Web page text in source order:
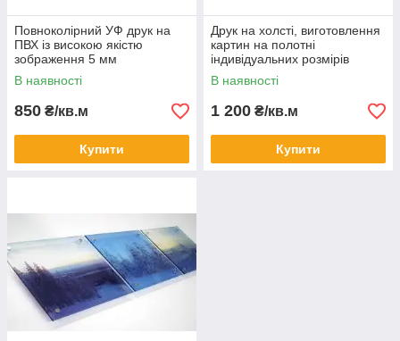
Повноколірний УФ друк на
ПВХ із високою якістю
зображення 5 мм
В наявності
850 ₴/кв.м
Купити
Друк на холсті, виготовлення
картин на полотні
індивідуальних розмірів
В наявності
1 200 ₴/кв.м
Купити